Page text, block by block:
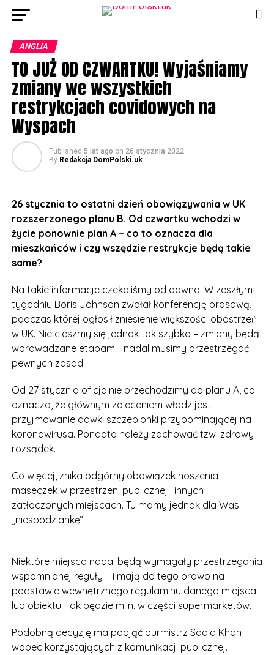
ANGLIA
TO JUŻ OD CZWARTKU! Wyjaśniamy
zmiany we wszystkich
restrykcjach covidowych na
Wyspach
Published 5 lat ago on 26 stycznia 2022
By Redakcja DomPolski.uk
26 stycznia to ostatni dzień obowiązywania w UK
rozszerzonego planu B. Od czwartku wchodzi w
życie ponownie plan A – co to oznacza dla
mieszkańców i czy wszędzie restrykcje będą takie
same?
Na takie informacje czekaliśmy od dawna. W zeszłym
tygodniu Boris Johnson zwołał konferencję prasową,
podczas której ogłosił zniesienie większości obostrzeń
w UK. Nie cieszmy się jednak tak szybko – zmiany będą
wprowadzane etapami i nadal musimy przestrzegać
pewnych zasad.
Od 27 stycznia oficjalnie przechodzimy do planu A, co
oznacza, że głównym zaleceniem władz jest
przyjmowanie dawki szczepionki przypominającej na
koronawirusa. Ponadto należy zachować tzw. zdrowy
rozsądek.
Co więcej, znika odgórny obowiązek noszenia
maseczek w przestrzeni publicznej i innych
zatłoczonych miejscach. Tu mamy jednak dla Was
„niespodziankę”.
Niektóre miejsca nadal będą wymagały przestrzegania
wspomnianej reguły – i mają do tego prawo na
podstawie wewnętrznego regulaminu danego miejsca
lub obiektu. Tak będzie m.in. w części supermarketów.
Podobną decyzję ma podjąć burmistrz Sadiq Khan
wobec korzystających z komunikacji publicznej.